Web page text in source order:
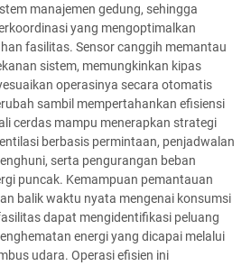
manajemen gedung, sehingga
yang mengoptimalkan
fasilitas. Sensor canggih memantau
sistem, memungkinkan kipas
operasinya secara otomatis
sambil mempertahankan efisiensi
cerdas mampu menerapkan strategi
berbasis permintaan, penjadwalan
serta pengurangan beban
puncak. Kemampuan pemantauan
balik waktu nyata mengenai konsumsi
dapat mengidentifikasi peluang
energi yang dicapai melalui
udara. Operasi efisien ini